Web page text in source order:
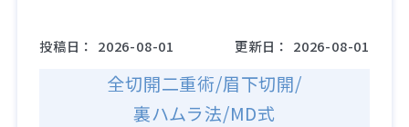
投稿日： 2026-08-01 更新日： 2026-08-01
全切開二重術/眉下切開/
裏ハムラ法/MD式